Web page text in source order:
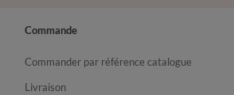
Commande
Commander par référence catalogue
Livraison